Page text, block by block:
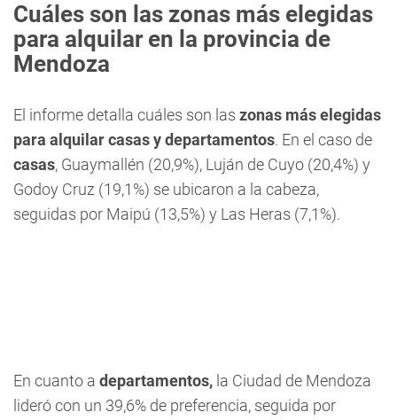
Cuáles son las zonas más elegidas
para alquilar en la provincia de
Mendoza
El informe detalla cuáles son las zonas más elegidas
para alquilar casas y departamentos. En el caso de
casas, Guaymallén (20,9%), Luján de Cuyo (20,4%) y
Godoy Cruz (19,1%) se ubicaron a la cabeza,
seguidas por Maipú (13,5%) y Las Heras (7,1%).
En cuanto a departamentos, la Ciudad de Mendoza
lideró con un 39,6% de preferencia, seguida por